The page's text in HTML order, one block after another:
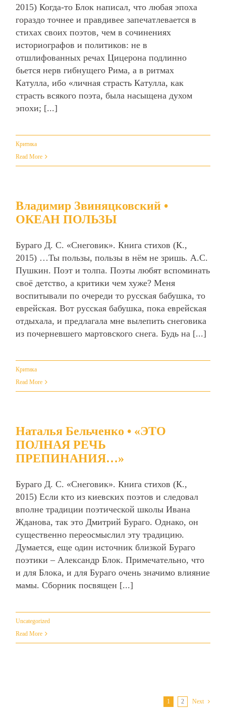
2015) Когда-то Блок написал, что любая эпоха
гораздо точнее и правдивее запечатлевается в
стихах своих поэтов, чем в сочинениях
историографов и политиков: не в
отшлифованных речах Цицерона подлинно
бьется нерв гибнущего Рима, а в ритмах
Катулла, ибо «личная страсть Катулла, как
страсть всякого поэта, была насыщена духом
эпохи; [...]
Критика
Read More
Владимир Звиняцковский •
ОКЕАН ПОЛЬЗЫ
Бураго Д. С. «Снеговик». Книга стихов (К.,
2015) …Ты пользы, пользы в нём не зришь. А.С.
Пушкин. Поэт и толпа. Поэты любят вспоминать
своё детство, а критики чем хуже? Меня
воспитывали по очереди то русская бабушка, то
еврейская. Вот русская бабушка, пока еврейская
отдыхала, и предлагала мне вылепить снеговика
из почерневшего мартовского снега. Будь на [...]
Критика
Read More
Наталья Бельченко • «ЭТО
ПОЛНАЯ РЕЧЬ
ПРЕПИНАНИЯ…»
Бураго Д. С. «Снеговик». Книга стихов (К.,
2015) Если кто из киевских поэтов и следовал
вполне традиции поэтической школы Ивана
Жданова, так это Дмитрий Бураго. Однако, он
существенно переосмыслил эту традицию.
Думается, еще один источник близкой Бураго
поэтики – Александр Блок. Примечательно, что
и для Блока, и для Бураго очень значимо влияние
мамы. Сборник посвящен [...]
Uncategorized
Read More
1 2 Next